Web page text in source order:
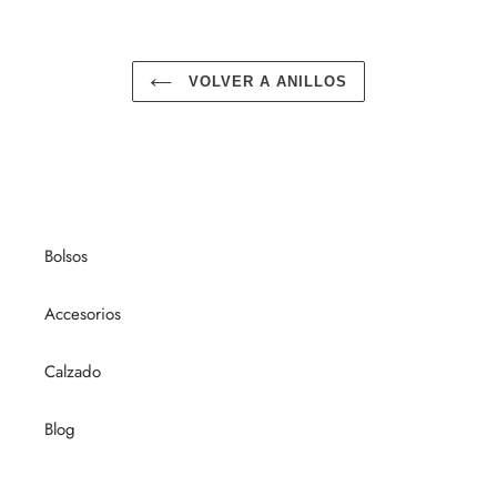
VOLVER A ANILLOS
Bolsos
Accesorios
Calzado
Blog